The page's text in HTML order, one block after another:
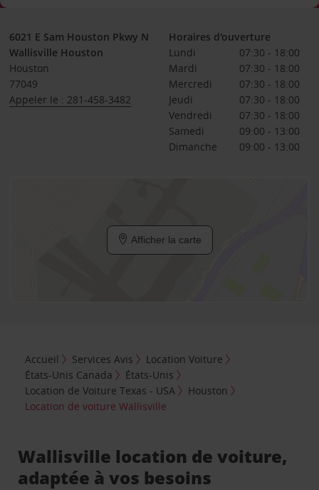
6021 E Sam Houston Pkwy N
Wallisville Houston
Houston
77049
Appeler le : 281-458-3482
Horaires d'ouverture
Lundi
07:30 - 18:00
Mardi
07:30 - 18:00
Mercredi
07:30 - 18:00
Jeudi
07:30 - 18:00
Vendredi
07:30 - 18:00
Samedi
09:00 - 13:00
Dimanche
09:00 - 13:00
Afficher la carte
Accueil Services Avis
Location Voiture
États-Unis Canada
États-Unis
Location de Voiture Texas - USA
Houston
Location de voiture Wallisville
Wallisville location de voiture,
adaptée à vos besoins